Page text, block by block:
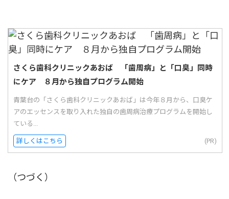
さくら歯科クリニックあおば 「歯周病」と「口臭」同時
にケア ８月から独自プログラム開始
青葉台の「さくら歯科クリニックあおば」は今年８月から、口臭ケ
アのエッセンスを取り入れた独自の歯周病治療プログラムを開始し
ている...
詳しくはこちら (PR)
（つづく）